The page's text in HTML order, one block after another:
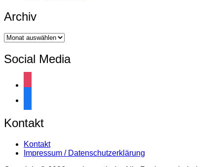
Archiv
Archiv
Social Media
Kontakt
Kontakt
Impressum / Datenschutzerklärung